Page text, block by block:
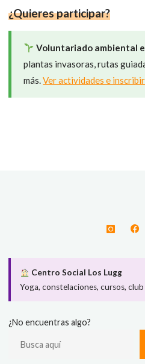
¿Quieres participar?
Voluntariado ambiental
plantas invasoras, rutas
más.Ver actividades e
Centro Social Los Lugg
Yoga, constelaciones, cursos,
¿No encuentras algo?